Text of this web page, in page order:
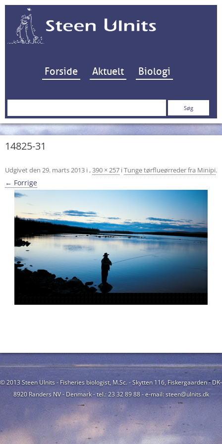
Hop til indhold
Forside Aktuelt Biologi
Søg
14825-31
Udgivet den 29. marts 2013 i ,390 × 257 iTunge tørflueørreder fra Minipi.
← Forrige
© 2013 Steen Ulnits - Fisheries biologist, M.Sc. - Skytten 116, Fiskergaarden - DK-
8920 Randers NV - Denmark - tel.: 23 32 89 88 - e-mail: steen@ulnits.dk